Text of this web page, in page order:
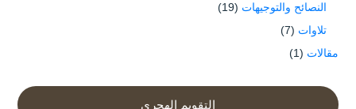
النصائح والتوجيهات (19)
تلاوات (7)
مقالات (1)
التقويم الهجري